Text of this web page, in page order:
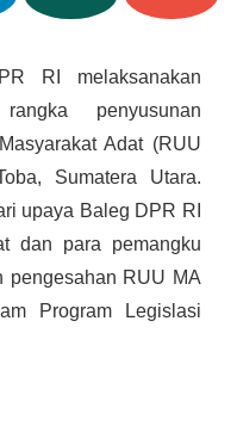
RI melaksanakan
penyusunan
Adat (RUU
Sumatera Utara.
upaya Baleg DPR RI
dan para pemangku
pengesahan RUU MA
Program Legislasi